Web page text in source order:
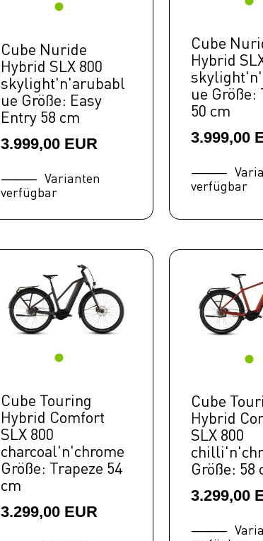
Cube Nuride
Hybrid SLX 800
skylight'n'arubabl
ue Größe: Easy
Entry 58 cm
3.999,00 EUR
Varianten
verfügbar
Cube
Hybrid
ue Größe:
50 cm
3.999,00
verfügbar
Cube Touring
Hybrid Comfort
SLX 800
charcoal'n'chrome
Größe: Trapeze 54
cm
3.299,00 EUR
Cube
Hybrid
SLX 800
Größe: 58
3.299,00